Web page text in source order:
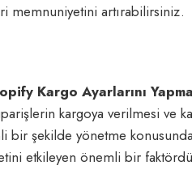
memnuniyetini artırabilirsiniz.
Kargo Ayarlarını Yapma
kargoya verilmesi ve
şekilde yönetme konusunda
etkileyen önemli bir